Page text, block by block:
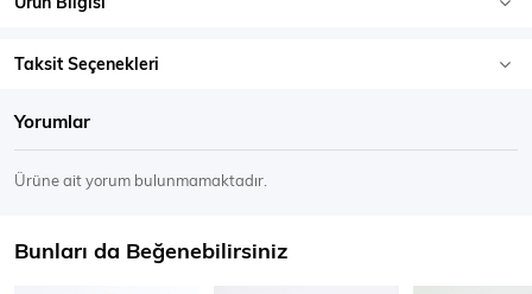
Taksit Seçenekleri
Yorumlar
Ürüne ait yorum bulunmamaktadır.
Bunları da Beğenebilirsiniz